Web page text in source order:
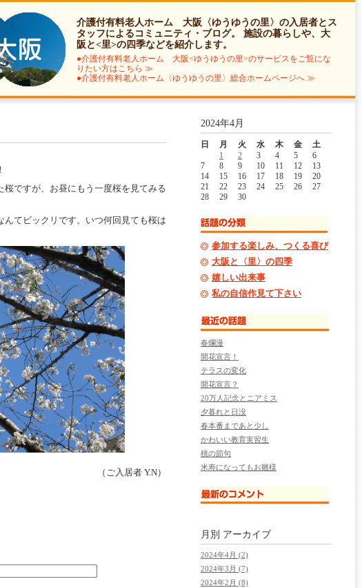
介護付有料老人ホーム 大阪〈ゆうゆうの里〉の入居者とス
タッフによるコミュニティ・ブログ。 施設の暮らしや、大
阪と<里>の四季などを紹介します。
●介護付有料老人ホーム 大阪<ゆうゆうの里>のサービスをご覧にな
りたい方はこちら ≫
●介護付有料老人ホーム〈ゆうゆうの里〉総合ホームページへ ≫
ですが、お昼にもう一度桜を見てみる
てビックリです。いつ何回見ても桜は
（ご入居者 Y.N）
2024年4月
日 月 火 水 木 金
土
1
2 3 4 5
6
7
8 9 10 11 12
13
14
15 16 17 18 19
20
21
22 23 24 25 26
27
28
29 30
参加する楽しみ、つくる喜び
大阪と〈里〉の四季
嬉しい出来事
私の自信作見て下さい
春爛漫
開花宣言！
テラスの変化
開花宣言？
20万人記念とニアミス
夕暮れと日没
春本番まであと少し
かわいい教育実習生
桃の節句
米寿になってもお雛様
月別 アーカイブ
2024年4月 (2)
2024年3月 (7)
2024年2月 (8)